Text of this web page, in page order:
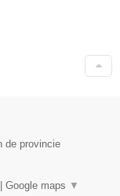
de provincie
| Google maps ▼